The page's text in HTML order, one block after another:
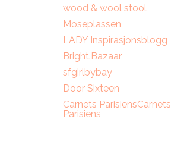
wood & wool stool
Moseplassen
LADY Inspirasjonsblogg
Bright.Bazaar
sfgirlbybay
Door Sixteen
Carnets ParisiensCarnets
Parisiens